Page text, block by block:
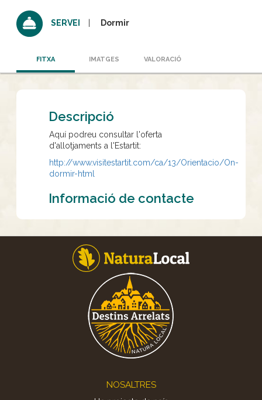
SERVEI Dormir
FITXA IMATGES VALORACIÓ
Descripció
Aquí podreu consultar l'oferta
d'allotjaments a l'Estartit:
http://www.visitestartit.com/ca/13/Orientacio/On-
dormir-html
Informació de contacte
NOSALTRES